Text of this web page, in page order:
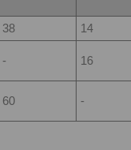
38 14
- 16
60 -